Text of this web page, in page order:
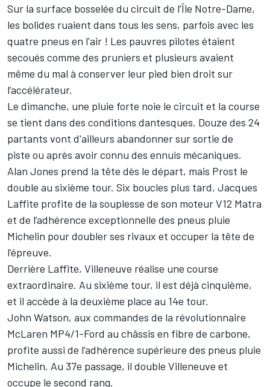
Sur la surface bosselée du circuit de l’Île Notre-Dame,
les bolides ruaient dans tous les sens, parfois avec les
quatre pneus en l'air ! Les pauvres pilotes étaient
secoués comme des pruniers et plusieurs avaient
même du mal à conserver leur pied bien droit sur
l’accélérateur.
Le dimanche, une pluie forte noie le circuit et la course
se tient dans des conditions dantesques. Douze des 24
partants vont d'ailleurs abandonner sur sortie de
piste ou après avoir connu des ennuis mécaniques.
Alan Jones prend la tête dès le départ, mais Prost le
double au sixième tour. Six boucles plus tard, Jacques
Laffite profite de la souplesse de son moteur V12 Matra
et de l’adhérence exceptionnelle des pneus pluie
Michelin pour doubler ses rivaux et occuper la tête de
l’épreuve.
Derrière Laffite, Villeneuve réalise une course
extraordinaire. Au sixième tour, il est déjà cinquième,
et il accède à la deuxième place au 14e tour.
John Watson, aux commandes de la révolutionnaire
McLaren MP4/1-Ford au châssis en fibre de carbone,
profite aussi de l’adhérence supérieure des pneus pluie
Michelin. Au 37e passage, il double Villeneuve et
occupe le second rang.